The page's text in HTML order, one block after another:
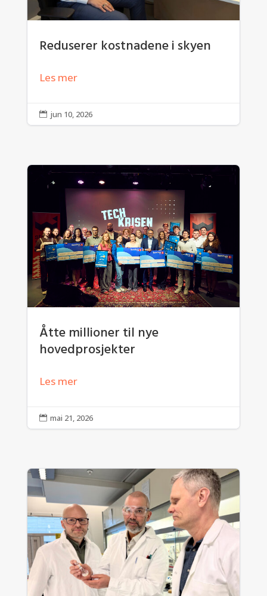
Reduserer kostnadene i skyen
Les mer
 jun 10, 2026
Åtte millioner til nye
hovedprosjekter
Les mer
 mai 21, 2026